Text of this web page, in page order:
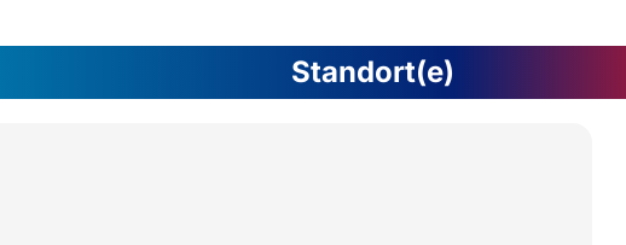
Standort(e)